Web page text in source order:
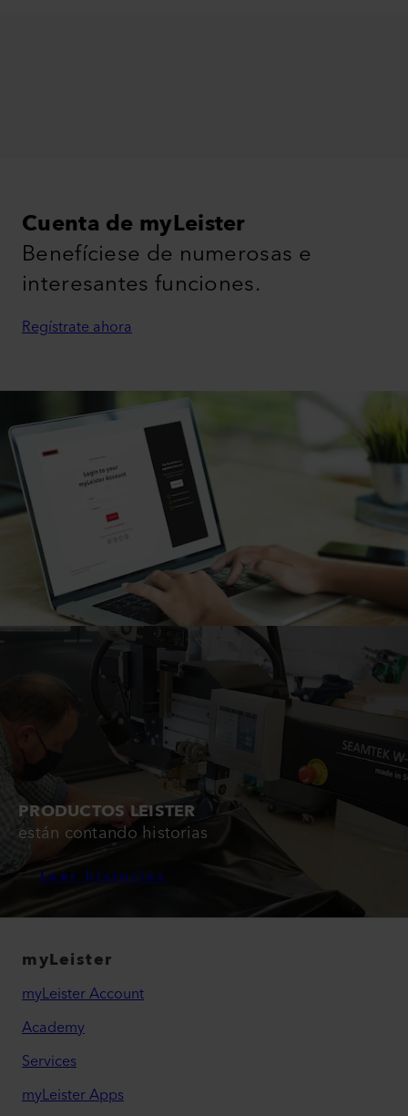
Cuenta de myLeister
Benefíciese de numerosas e
interesantes funciones.
Regístrate ahora
PRODUCTOS LEISTER
están contando historias
Leer historias
myLeister
myLeister Account
Academy
Services
myLeister Apps